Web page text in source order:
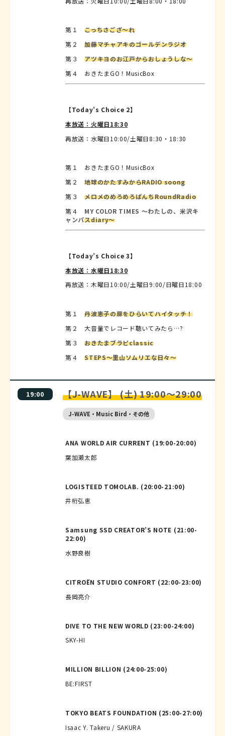
第１こっちさござ～れ
第２加藤マチャアキのゴールデンラジオ
第３アツキヨのお江戸からおしょうしな～
第４ おきたまGO！MusicBox
【Today’s Choice 2】
本放送：火曜日18:30
再放送：水曜日10:00/土曜日8:30・18:30
第１ おきたまGO！MusicBox
第２地球のかたすみからRADIO soong
第３メロメのめろめろぱんちRoundRadio
第４ MY COLOR TIMES ～わたしの、米沢キ
ャンパスdiary～
【Today’s Choice 3】
本放送：水曜日18:30
再放送：木曜日10:00/土曜日9:00/日曜日18:00
第１丹波恵子の扉をひらいてハイタッチ！
第２ 大音量でレコード聴いてみたら…?
第３おきたまブラピclassic
第４STEPS～里山ソムリエな日々～
19:00 【J-WAVE】 (土) 19:00～29:00
J-WAVE・Music Bird・その他
ANA WORLD AIR CURRENT (19:00-20:00)
葉加瀬太郎
LOGISTEED TOMOLAB. (20:00-21:00)
井桁弘恵
Samsung SSD CREATOR’S NOTE (21:00-
22:00)
水野良樹
CITROËN STUDIO CONFORT (22:00-23:00)
長岡亮介
DIVE TO THE NEW WORLD (23:00-24:00)
SKY-HI
MILLION BILLION (24:00-25:00)
BE:FIRST
TOKYO BEATS FOUNDATION (25:00-27:00)
Isaac Y. Takeru / SAKURA